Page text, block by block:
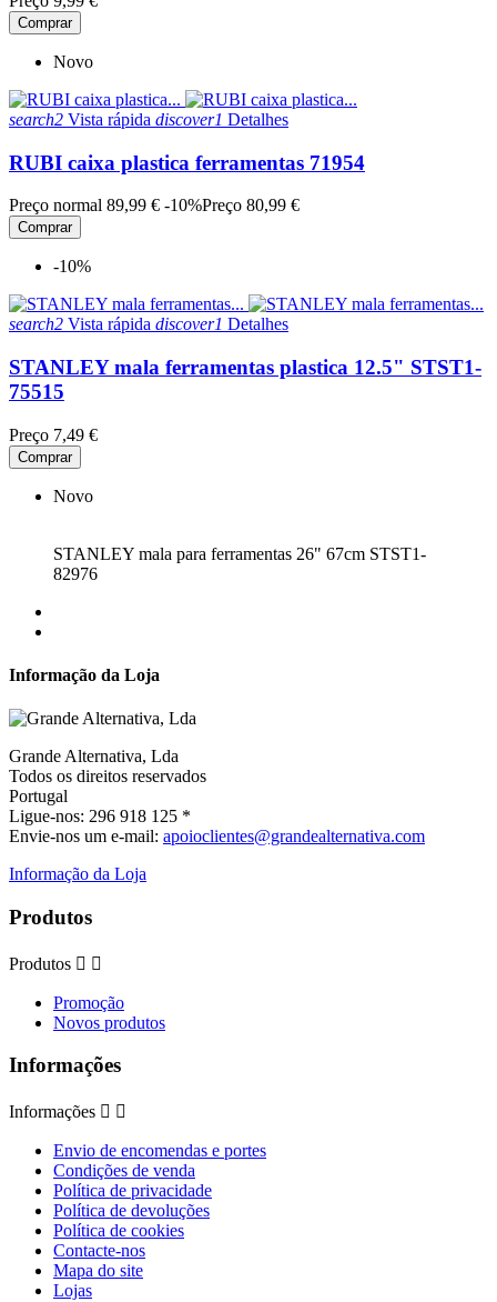
Comprar
Novo
search2 Vista rápida discover1 Detalhes
RUBI caixa plastica ferramentas 71954
Preço normal 89,99 € -10%Preço 80,99 €
Comprar
-10%
search2 Vista rápida discover1 Detalhes
STANLEY mala ferramentas plastica 12.5" STST1-
75515
Preço 7,49 €
Comprar
Novo
STANLEY mala para ferramentas 26" 67cm STST1-
82976
Informação da Loja
Grande Alternativa, Lda
Todos os direitos reservados
Portugal
Ligue-nos: 296 918 125 *
Envie-nos um e-mail: apoioclientes@grandealternativa.com
Informação da Loja
Produtos
Produtos  
Promoção
Novos produtos
Informações
Informações  
Envio de encomendas e portes
Condições de venda
Política de privacidade
Política de devoluções
Política de cookies
Contacte-nos
Mapa do site
Lojas